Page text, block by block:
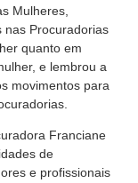
Mulheres,
nas Procuradorias
quanto em
e lembrou a
movimentos para
Franciane
de
e profissionais